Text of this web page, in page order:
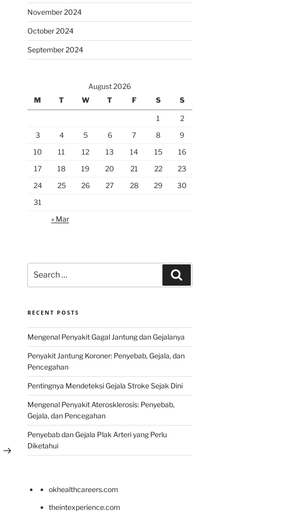
November 2024
October 2024
September 2024
August 2026
M
T W T F S S
1
2
3
4 5 6 7 8
9
10
11 12 13 14 15
16
17
18 19 20 21 22
23
24
25 26 27 28 29
30
31
« Mar
for:
RECENT POSTS
Mengenal Penyakit Gagal Jantung dan Gejalanya
Penyakit Jantung Koroner: Penyebab, Gejala, dan
Pencegahan
Pentingnya Mendeteksi Gejala Stroke Sejak Dini
Mengenal Penyakit Aterosklerosis: Penyebab,
Gejala, dan Pencegahan
Penyebab dan Gejala Plak Arteri yang Perlu
Diketahui
okhealthcareers.com
theintexperience.com